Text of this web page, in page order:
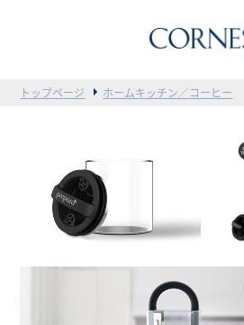
トップページ ホームキッチン／コーヒー